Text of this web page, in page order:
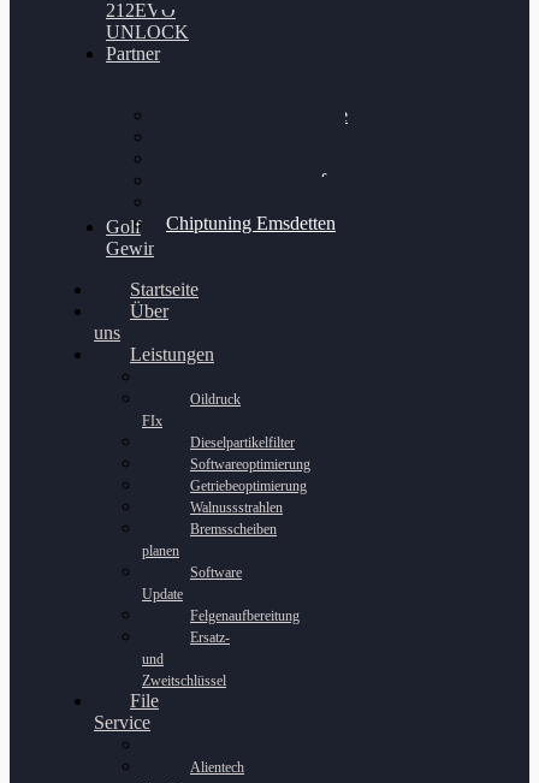
212EVO
UNLOCK
Partner
Bilgenroth Performance
Chiptuning Schüttorf
Chiptuning Emsdetten
Golf
Gewinnspiel
Startseite
Über
uns
Leistungen
Oildruck
FIx
Dieselpartikelfilter
Softwareoptimierung
Getriebeoptimierung
Walnussstrahlen
Bremsscheiben
planen
Software
Update
Felgenaufbereitung
Ersatz-
und
Zweitschlüssel
File
Service
Alientech